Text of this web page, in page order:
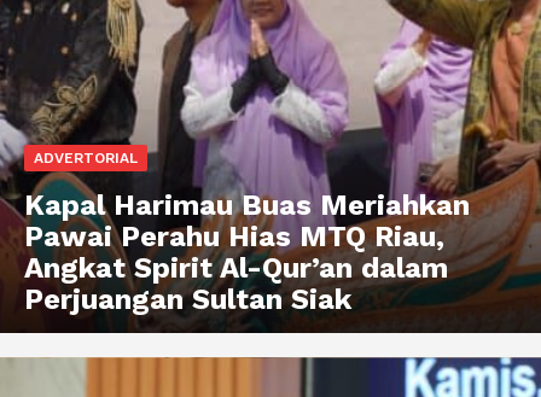
ADVERTORIAL
Kapal Harimau Buas Meriahkan
Pawai Perahu Hias MTQ Riau,
Angkat Spirit Al-Qur’an dalam
Perjuangan Sultan Siak